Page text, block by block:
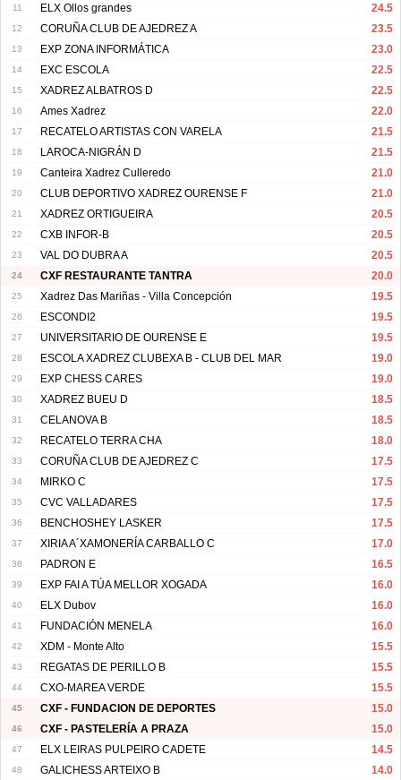
11 ELX Ollos grandes 24.5
12 CORUÑA CLUB DE AJEDREZ A 23.5
13 EXP ZONA INFORMÁTICA 23.0
14 EXC ESCOLA 22.5
15 XADREZ ALBATROS D 22.5
16 Ames Xadrez 22.0
17 RECATELO ARTISTAS CON VARELA 21.5
18 LAROCA-NIGRÁN D 21.5
19 Canteira Xadrez Culleredo 21.0
20 CLUB DEPORTIVO XADREZ OURENSE F 21.0
21 XADREZ ORTIGUEIRA 20.5
22 CXB INFOR-B 20.5
23 VAL DO DUBRA A 20.5
24 CXF RESTAURANTE TANTRA 20.0
25 Xadrez Das Mariñas - Villa Concepción 19.5
26 ESCONDI2 19.5
27 UNIVERSITARIO DE OURENSE E 19.5
28 ESCOLA XADREZ CLUBEXA B - CLUB DEL MAR 19.0
29 EXP CHESS CARES 19.0
30 XADREZ BUEU D 18.5
31 CELANOVA B 18.5
32 RECATELO TERRA CHA 18.0
33 CORUÑA CLUB DE AJEDREZ C 17.5
34 MIRKO C 17.5
35 CVC VALLADARES 17.5
36 BENCHOSHEY LASKER 17.5
37 XIRIA A´XAMONERÍA CARBALLO C 17.0
38 PADRON E 16.5
39 EXP FAI A TÚA MELLOR XOGADA 16.0
40 ELX Dubov 16.0
41 FUNDACIÓN MENELA 16.0
42 XDM - Monte Alto 15.5
43 REGATAS DE PERILLO B 15.5
44 CXO-MAREA VERDE 15.5
45 CXF - FUNDACION DE DEPORTES 15.0
46 CXF - PASTELERÍA A PRAZA 15.0
47 ELX LEIRAS PULPEIRO CADETE 14.5
48 GALICHESS ARTEIXO B 14.0